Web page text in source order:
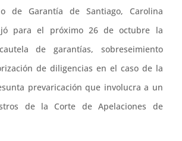
de Garantía de Santiago, Carolina
para el próximo 26 de octubre la
de garantías, sobreseimiento
de diligencias en el caso de la
prevaricación que involucra a un
de la Corte de Apelaciones de